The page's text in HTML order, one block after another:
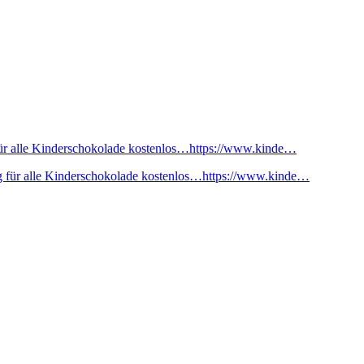
alle Kinderschokolade kostenlos…https://www.kinde…
für alle Kinderschokolade kostenlos…https://www.kinde…